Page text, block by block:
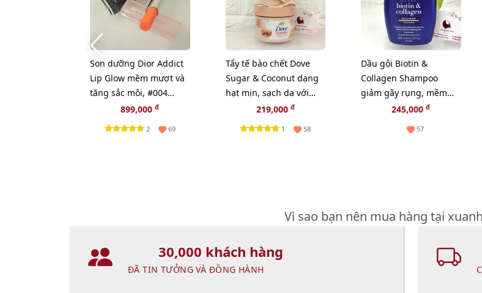
Son dưỡng Dior Addict
Lip Glow mềm mượt và
tăng sắc môi, #004
Coral - cam tự nhiên
(New)
899,000đ
2 69
Tẩy tế bào chết Dove
Sugar & Coconut dạng
hạt mịn, sạch da với
hương ngọt béo, 280g
219,000 đ
1 58
Dầu gội Biotin &
Collagen Shampoo
giảm gãy rụng, mềm
mượt, bồng bềnh -
245,000đ
57
Vì sao bạn nên mua hàng tại
30,000 khách hàng
ĐÃ TIN TƯỞNG VÀ ĐỒNG HÀNH